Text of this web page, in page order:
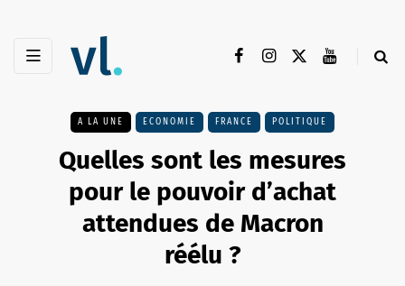
A LA UNE ECONOMIE FRANCE POLITIQUE
Quelles sont les mesures
pour le pouvoir d’achat
attendues de Macron
réélu ?